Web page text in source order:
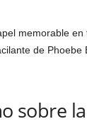
memorable
de Phoebe
sobre